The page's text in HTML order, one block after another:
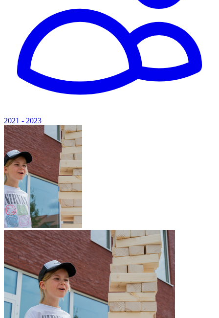
2021 - 2023